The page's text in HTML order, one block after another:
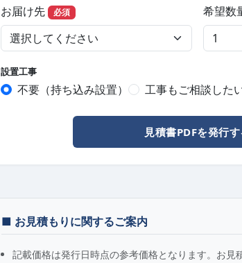
お届け先 必須 希望数
設置工事
不要（持ち込み設置） 工事もご相談した
見積書PDFを発行
■ お見積もりに関するご案内
記載価格は発行日時点の参考価格となります。お見